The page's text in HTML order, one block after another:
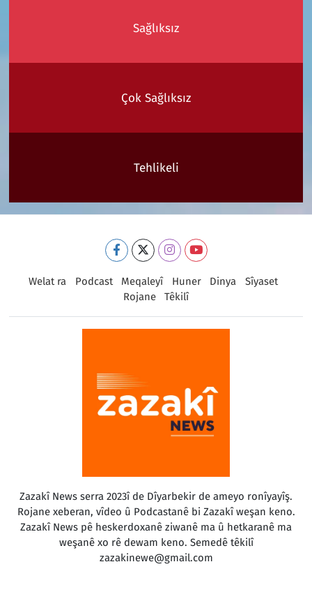
Sağlıksız
Çok Sağlıksız
Tehlikeli
Welat ra Podcast Meqaleyî Huner Dinya
Sîyaset
Rojane
Têkilî
Zazakî News serra 2023î de Dîyarbekir de ameyo ronîyayîş.
Rojane xeberan, vîdeo û Podcastanê bi Zazakî weşan keno.
Zazakî News pê heskerdoxanê ziwanê ma û hetkaranê ma
weşanê xo rê dewam keno. Semedê têkilî
zazakinewe@gmail.com